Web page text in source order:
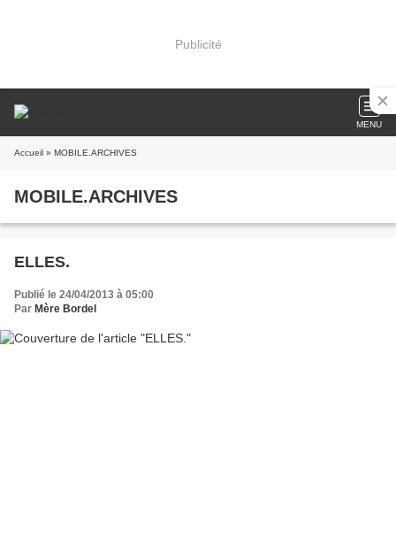
Publicité
MENU
Accueil » MOBILE.ARCHIVES
MOBILE.ARCHIVES
ELLES.
Publié le 24/04/2013 à 05:00
Par Mère Bordel